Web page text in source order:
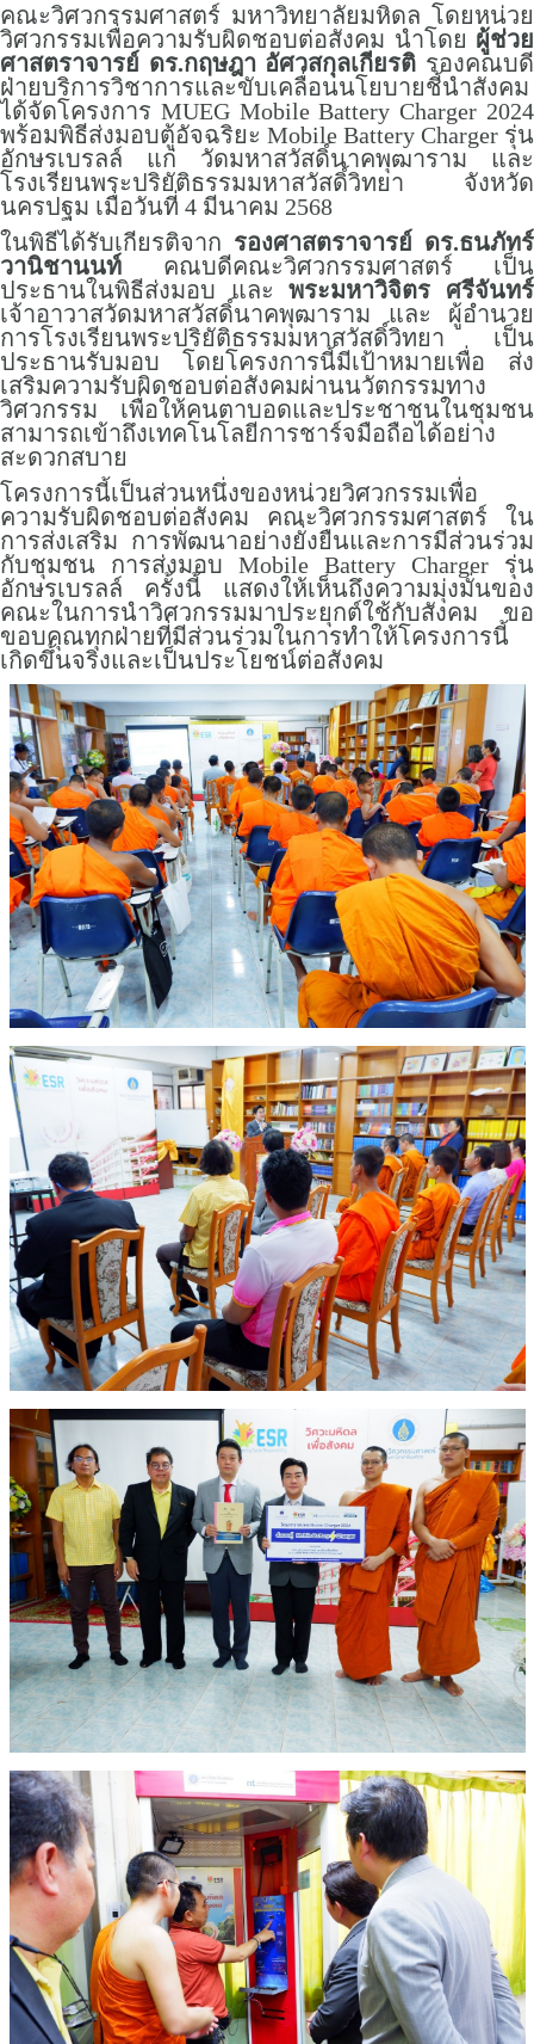
คณะวิศวกรรมศาสตร์ มหาวิทยาลัยมหิดล โดยหน่วย
วิศวกรรมเพื่อความรับผิดชอบต่อสังคม นำโดย ผู้ช่วย
ศาสตราจารย์ ดร.กฤษฎา อัศวสกุลเกียรติ รองคณบดี
ฝ่ายบริการวิชาการและขับเคลื่อนนโยบายชี้นำสังคม
ได้จัดโครงการ MUEG Mobile Battery Charger 2024
พร้อมพิธีส่งมอบตู้อัจฉริยะ Mobile Battery Charger รุ่น
อักษรเบรลล์ แก่ วัดมหาสวัสดิ์นาคพุฒาราม และ
โรงเรียนพระปริยัติธรรมมหาสวัสดิ์วิทยา จังหวัด
นครปฐม เมื่อวันที่ 4 มีนาคม 2568
ในพิธีได้รับเกียรติจาก รองศาสตราจารย์ ดร.ธนภัทร์
วานิชานนท์ คณบดีคณะวิศวกรรมศาสตร์ เป็น
ประธานในพิธีส่งมอบ และพระมหาวิจิตร ศรีจันทร์
เจ้าอาวาสวัดมหาสวัสดิ์นาคพุฒาราม และ ผู้อำนวย
การโรงเรียนพระปริยัติธรรมมหาสวัสดิ์วิทยา เป็น
ประธานรับมอบ โดยโครงการนี้มีเป้าหมายเพื่อ ส่ง
เสริมความรับผิดชอบต่อสังคมผ่านนวัตกรรมทาง
วิศวกรรม เพื่อให้คนตาบอดและประชาชนในชุมชน
สามารถเข้าถึงเทคโนโลยีการชาร์จมือถือได้อย่าง
สะดวกสบาย
โครงการนี้เป็นส่วนหนึ่งของหน่วยวิศวกรรมเพื่อ
ความรับผิดชอบต่อสังคม คณะวิศวกรรมศาสตร์ ใน
การส่งเสริม การพัฒนาอย่างยั่งยืนและการมีส่วนร่วม
กับชุมชน การส่งมอบ Mobile Battery Charger รุ่น
อักษรเบรลล์ ครั้งนี้ แสดงให้เห็นถึงความมุ่งมั่นของ
คณะในการนำวิศวกรรมมาประยุกต์ใช้กับสังคม ขอ
ขอบคุณทุกฝ่ายที่มีส่วนร่วมในการทำให้โครงการนี้
เกิดขึ้นจริงและเป็นประโยชน์ต่อสังคม